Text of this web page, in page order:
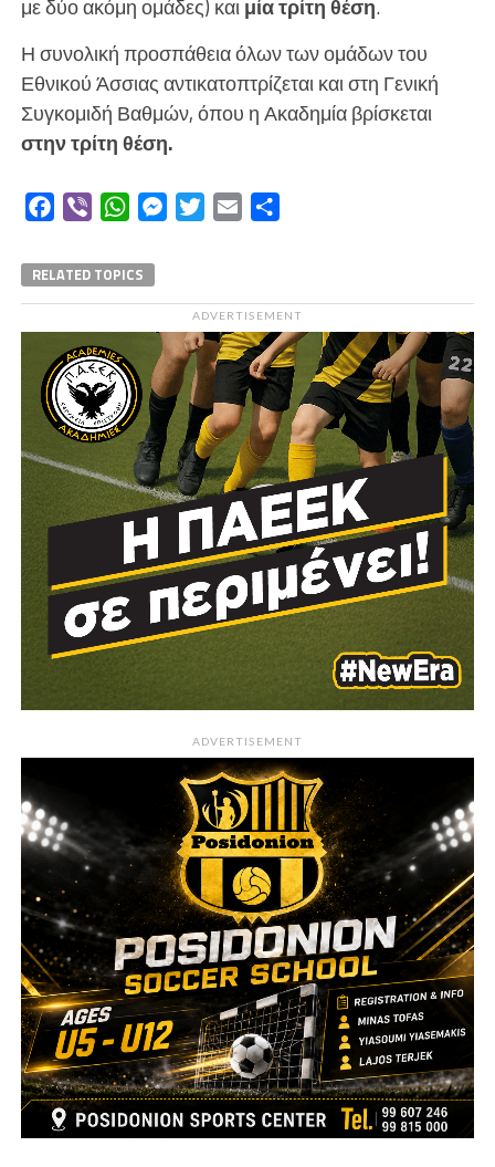
Η συνολική προσπάθεια όλων των ομάδων του
Εθνικού Άσσιας αντικατοπτρίζεται και στη Γενική
Συγκομιδή Βαθμών, όπου η Ακαδημία βρίσκεται
στην τρίτη θέση.
Facebook
Viber WhatsAppMessengerTwitterEmail
RELATED TOPICS
ADVERTISEMENT
ADVERTISEMENT